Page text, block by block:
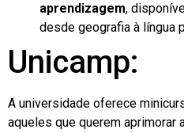
aprendizagem,
desde geografia à língua
Unicamp:
A universidade oferece
aqueles que querem aprimorar